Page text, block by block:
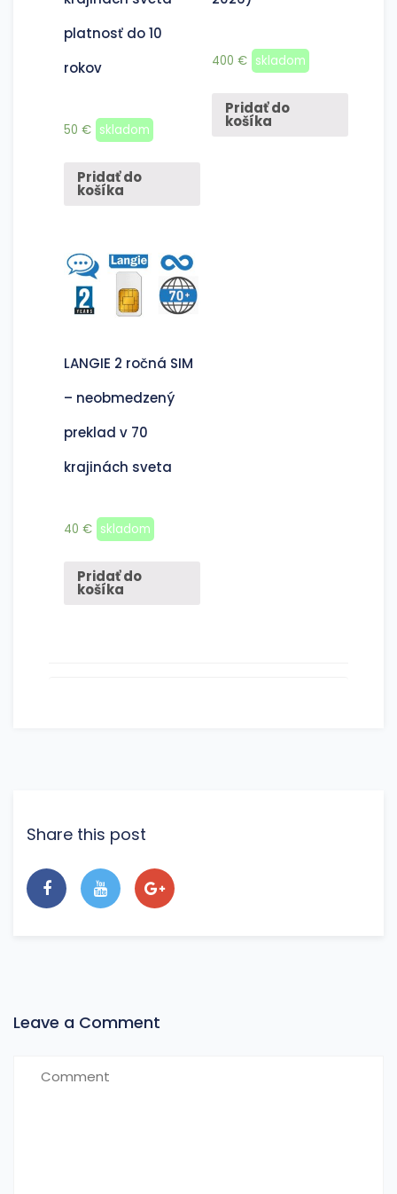
platnosť do 10
rokov
50 € skladom
Pridať do
košíka
400 € skladom
Pridať do
košíka
LANGIE 2 ročná SIM
– neobmedzený
preklad v 70
krajinách sveta
40 € skladom
Pridať do
košíka
Share this post
Leave a Comment